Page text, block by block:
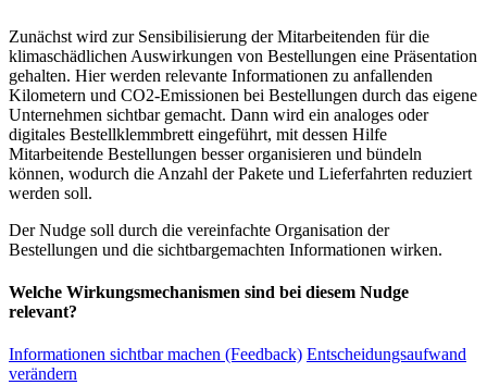
Zunächst wird zur Sensibilisierung der Mitarbeitenden für die
klimaschädlichen Auswirkungen von Bestellungen eine Präsentation
gehalten. Hier werden relevante Informationen zu anfallenden
Kilometern und CO2-Emissionen bei Bestellungen durch das eigene
Unternehmen sichtbar gemacht. Dann wird ein analoges oder
digitales Bestellklemmbrett eingeführt, mit dessen Hilfe
Mitarbeitende Bestellungen besser organisieren und bündeln
können, wodurch die Anzahl der Pakete und Lieferfahrten reduziert
werden soll.
Der Nudge soll durch die vereinfachte Organisation der
Bestellungen und die sichtbargemachten Informationen wirken.
Welche Wirkungsmechanismen sind bei diesem Nudge
relevant?
Informationen sichtbar machen (Feedback) Entscheidungsaufwand
verändern